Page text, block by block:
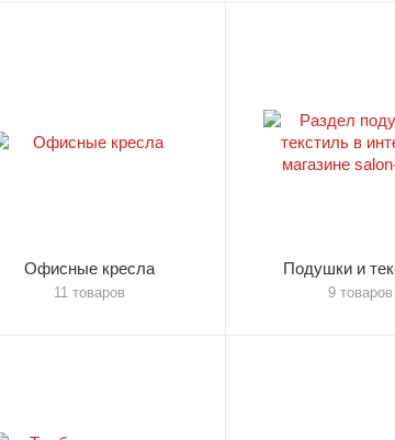
Офисные кресла
11 товаров
Подушки и
9 товаров